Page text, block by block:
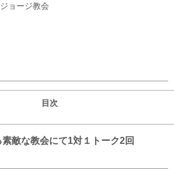
ョージ教会
目次
敵な教会にて1対１トーク2回